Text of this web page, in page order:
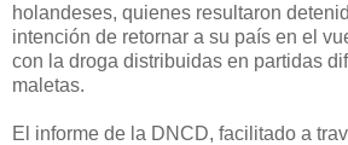
holandeses, quienes resultaron
intención de retornar a su país en el
con la droga distribuidas en partidas
maletas.
El informe de la DNCD, facilitado a